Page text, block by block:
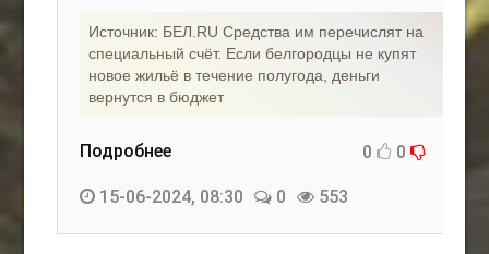
Источник: БЕЛ.RU Средства им перечислят на
специальный счёт. Если белгородцы не купят
новое жильё в течение полугода, деньги
вернутся в бюджет
Подробнее 0 0
15-06-2024, 08:30 0 553